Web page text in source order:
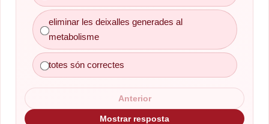
eliminar les deixalles generades al
metabolisme
totes són correctes
Anterior
Mostrar resposta